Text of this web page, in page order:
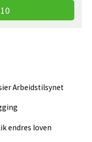
Arbeidstilsynet
endres loven